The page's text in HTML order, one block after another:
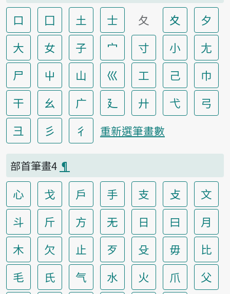
口 囗 土 士 夂 夊
夕
大
女 子 宀 寸 小
尢
尸
屮 山 巛 工 己
巾
干
幺 广 廴 廾 弋
弓
彐
彡 彳 重新選筆畫數
部首筆畫4 ¶
心 戈 戶 手 支 攴
文
斗
斤 方 无 日 曰
月
木
欠 止 歹 殳 毋
比
毛
氏 气 水 火 爪
父